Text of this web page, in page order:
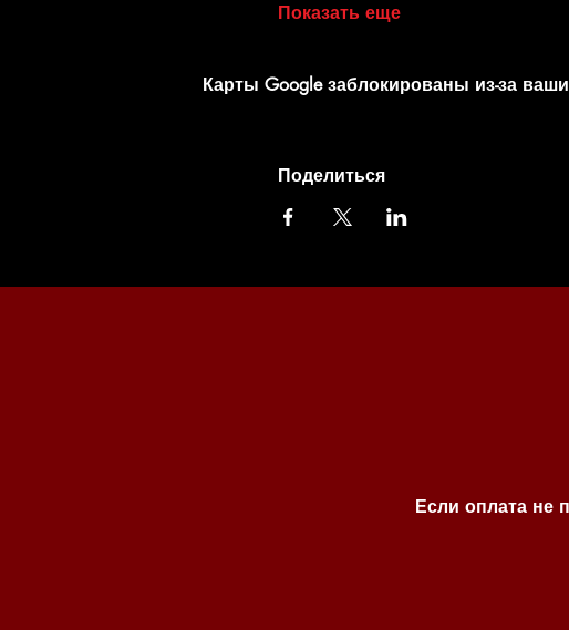
Показать еще
Карты Google заблокированы из-за
Поделиться
Если оплата не